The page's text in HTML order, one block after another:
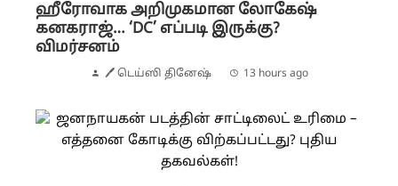
ஹீரோவாக அறிமுகமான லோகேஷ்
கனகராஜ்… ‘DC’ எப்படி இருக்கு?
விமர்சனம்
🖊 டெய்ஸி தினேஷ் 13 hours ago